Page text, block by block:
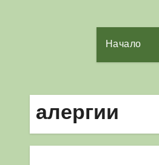
Начало
алергии